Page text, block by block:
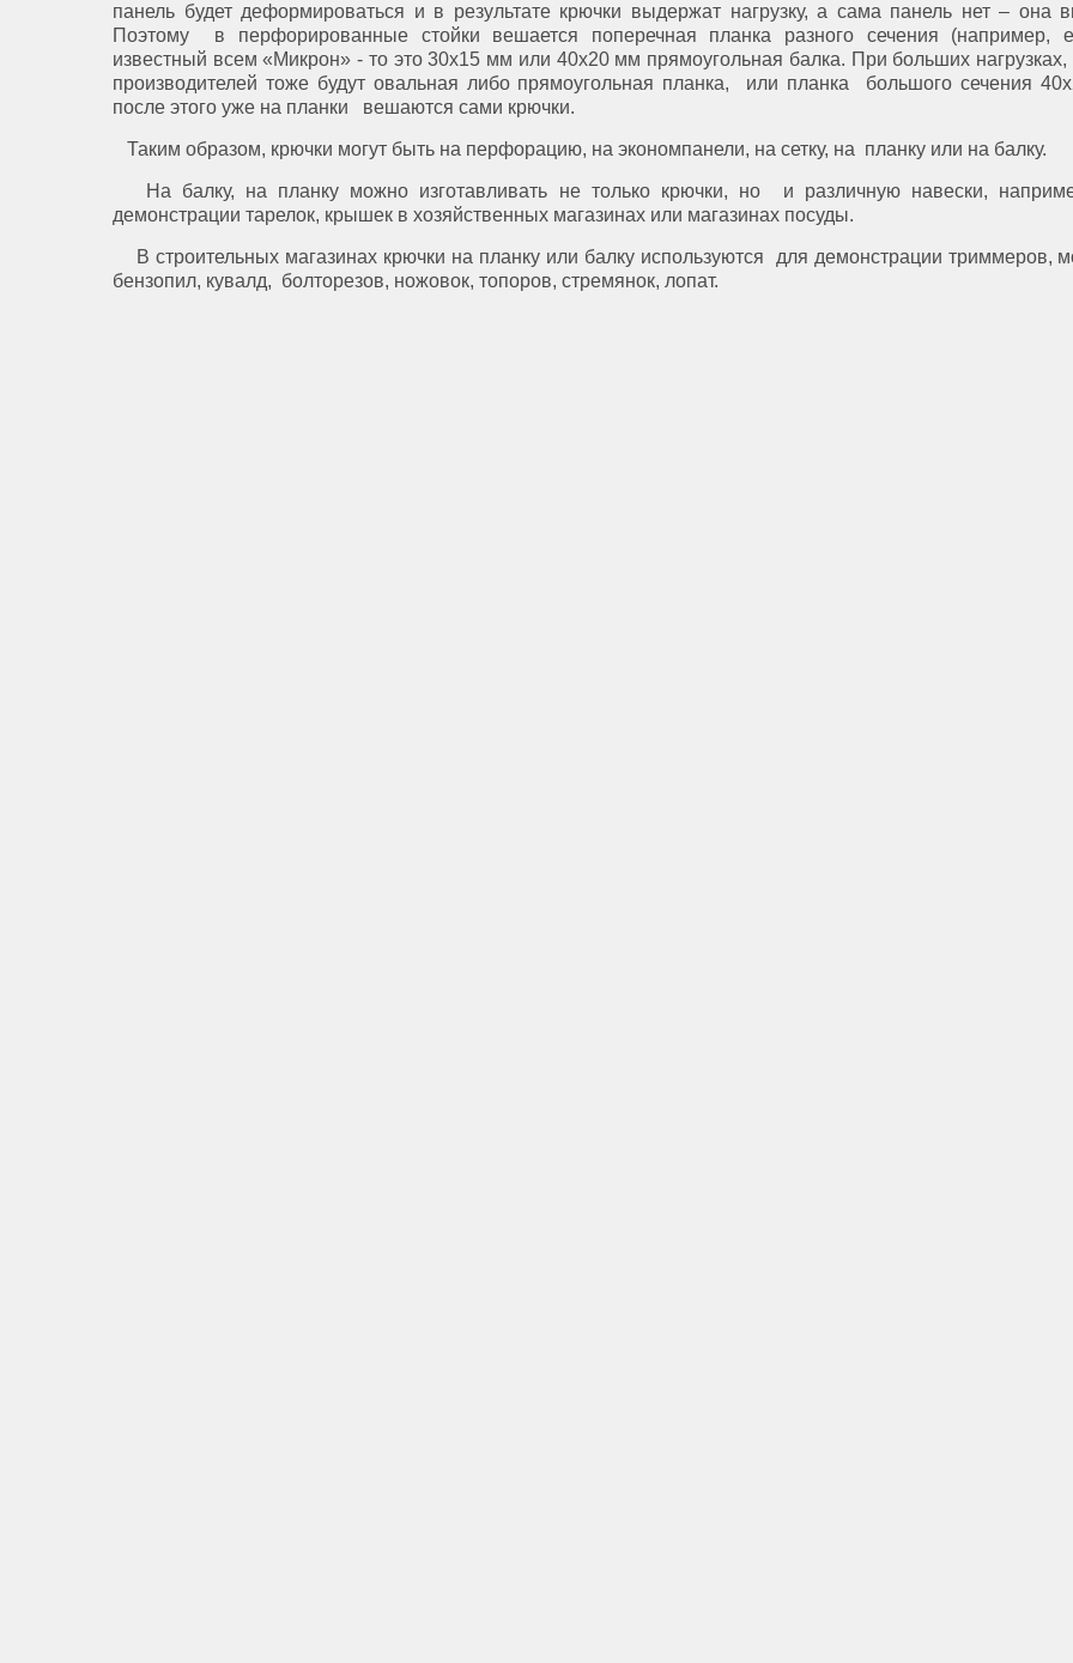
панель будет деформироваться и в результате крючки выдержат нагрузку, а сама панель нет – она
Поэтому в перфорированные стойки вешается поперечная планка разного сечения (например,
известный всем «Микрон» - то это 30х15 мм или 40х20 мм прямоугольная балка. При больших нагрузках,
производителей тоже будут овальная либо прямоугольная планка, или планка большого сечения
после этого уже на планки вешаются сами крючки.
Таким образом, крючки могут быть на перфорацию, на экономпанели, на сетку, на планку или на балку.
На балку, на планку можно изготавливать не только крючки, но и различную навески,
демонстрации тарелок, крышек в хозяйственных магазинах или магазинах посуды.
В строительных магазинах крючки на планку или балку используются для демонстрации триммеров,
бензопил, кувалд, болторезов, ножовок, топоров, стремянок, лопат.